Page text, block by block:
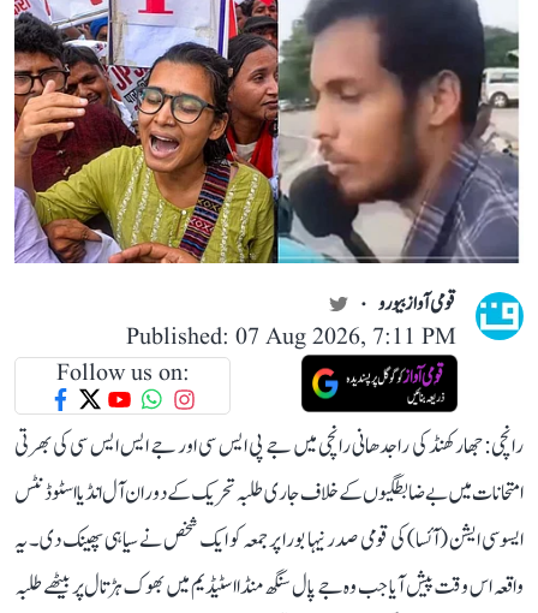
قومی آواز بیورو
Published: 07 Aug 2026, 7:11 PM
Follow us on:
رانچی: جھارکھنڈ کی راجدھانی رانچی میں جے پی ایس سی اور جے ایس ایس سی کی بھرتی
امتحانات میں بے ضابطگیوں کے خلاف جاری طلبہ تحریک کے دوران آل انڈیا اسٹوڈنٹس
ایسوسی ایشن (آئسا) کی قومی صدر نیہا بورا پر جمعہ کو ایک شخص نے سیاہی پھینک دی۔ یہ
واقعہ اس وقت پیش آیا جب وہ جے پال سنگھ منڈا اسٹیڈیم میں بھوک ہڑتال پر بیٹھے طلبہ